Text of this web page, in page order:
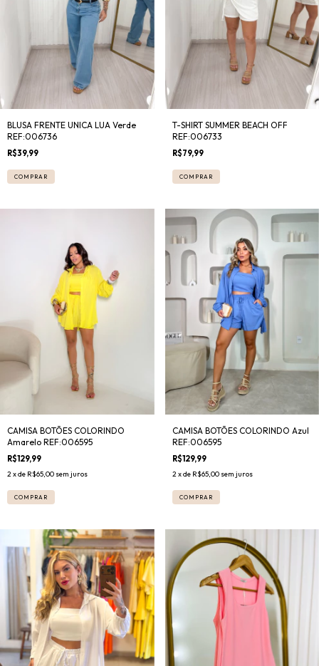
BLUSA FRENTE UNICA LUA Verde
REF:006736
R$39,99
COMPRAR
T-SHIRT SUMMER BEACH OFF
REF:006733
R$79,99
COMPRAR
CAMISA BOTÕES COLORINDO
Amarelo REF:006595
R$129,99
2x de R$65,00 sem juros
COMPRAR
CAMISA BOTÕES COLORINDO Azul
REF:006595
R$129,99
2x de R$65,00 sem juros
COMPRAR